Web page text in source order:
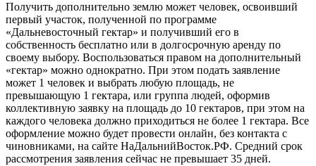
Получить дополнительно землю может человек, освоивший
первый участок, полученной по программе
«Дальневосточный гектар» и получивший его в
собственность бесплатно или в долгосрочную аренду по
своему выбору. Воспользоваться правом на дополнительный
«гектар» можно однократно. При этом подать заявление
может 1 человек и выбрать любую площадь, не
превышающую 1 гектара, или группа людей, оформив
коллективную заявку на площадь до 10 гектаров, при этом на
каждого человека должно приходиться не более 1 гектара. Все
оформление можно будет провести онлайн, без контакта с
чиновниками, на сайте НаДальнийВосток.РФ. Средний срок
рассмотрения заявления сейчас не превышает 35 дней.